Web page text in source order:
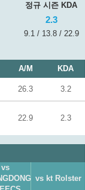
정규 시즌 KDA
2.3
9.1 / 13.8 / 22.9
A/M KDA
26.3 3.2
22.9 2.3
vs
vs kt Rolster